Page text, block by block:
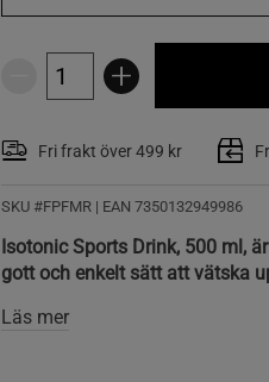
Fri frakt över 499 kr
SKU #FPFMR | EAN 7350132949986
Isotonic Sports Drink, 500 ml,
gott och enkelt sätt att vätska
Läs mer